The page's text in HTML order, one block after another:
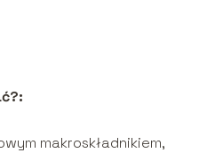
makroskładnikiem,